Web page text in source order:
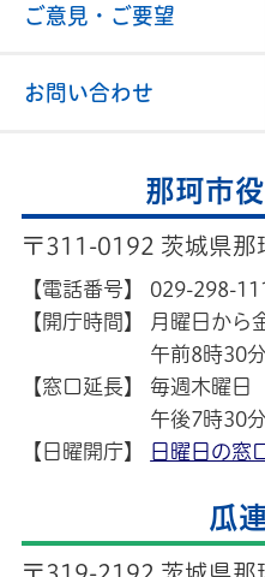
ご意見・ご要望
お問い合わせ
那珂市
〒311-0192 茨城県那
【電話番号】
029-298-
【開庁時間】
月曜日から
午前8時30
【窓口延長】
毎週木曜日
午後7時30
【日曜開庁】
日曜日の窓
瓜